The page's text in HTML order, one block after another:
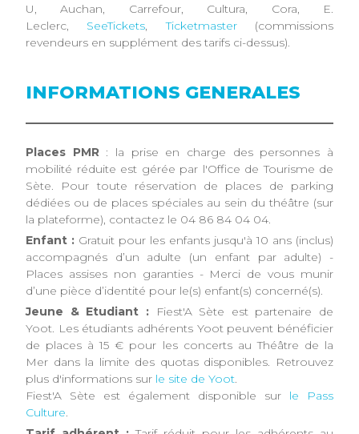
U, Auchan, Carrefour, Cultura, Cora, E.
Leclerc, SeeTickets,Ticketmaster(commissions
revendeurs en supplément des tarifs ci-dessus).​
INFORMATIONS GENERALES
Places PMR : la prise en charge des personnes à
mobilité réduite est gérée par l'Office de Tourisme de
Sète. Pour toute réservation de places de parking
dédiées ou de places spéciales au sein du théâtre (sur
la plateforme), contactez le 04 86 84 04 04.
Enfant : Gratuit pour les enfants jusqu'à 10 ans (inclus)
accompagnés d’un adulte (un enfant par adulte) -
Places assises non garanties - Merci de vous munir
d’une pièce d’identité pour le(s) enfant(s) concerné(s).
Jeune & Etudiant :Fiest'A Sète est partenaire de
Yoot. Les étudiants adhérents Yoot peuvent bénéficier
de places à 15 € pour les concerts au Théâtre de la
Mer dans la limite des quotas disponibles. Retrouvez
plus d'informations sur le site de Yoot.
Fiest'A Sète est également disponible sur le Pass
Culture.